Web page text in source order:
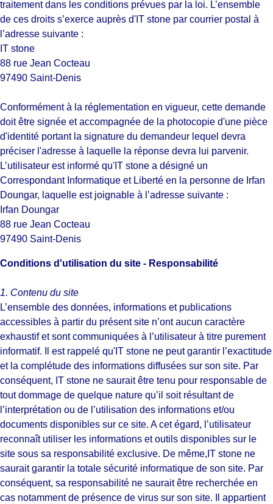
traitement dans les conditions prévues par la loi. L’ensemble
de ces droits s’exerce auprès d'IT stone par courrier postal à
l’adresse suivante :
IT stone
88 rue Jean Cocteau
97490 Saint-Denis
Conformément à la réglementation en vigueur, cette demande
doit être signée et accompagnée de la photocopie d'une pièce
d'identité portant la signature du demandeur lequel devra
préciser l'adresse à laquelle la réponse devra lui parvenir.
L’utilisateur est informé qu'IT stone a désigné un
Correspondant Informatique et Liberté en la personne de Irfan
Doungar, laquelle est joignable à l’adresse suivante :
Irfan Doungar
88 rue Jean Cocteau
97490 Saint-Denis
Conditions d'utilisation du site - Responsabilité
1. Contenu du site
L’ensemble des données, informations et publications
accessibles à partir du présent site n’ont aucun caractère
exhaustif et sont communiquées à l’utilisateur à titre purement
informatif. Il est rappelé qu'IT stone ne peut garantir l’exactitude
et la complétude des informations diffusées sur son site. Par
conséquent, IT stone ne saurait être tenu pour responsable de
tout dommage de quelque nature qu’il soit résultant de
l’interprétation ou de l’utilisation des informations et/ou
documents disponibles sur ce site. A cet égard, l’utilisateur
reconnaît utiliser les informations et outils disponibles sur le
site sous sa responsabilité exclusive. De même,IT stone ne
saurait garantir la totale sécurité informatique de son site. Par
conséquent, sa responsabilité ne saurait être recherchée en
cas notamment de présence de virus sur son site. Il appartient